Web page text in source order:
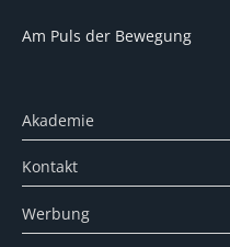
Am Puls der Bewegung
Akademie
Kontakt
Werbung